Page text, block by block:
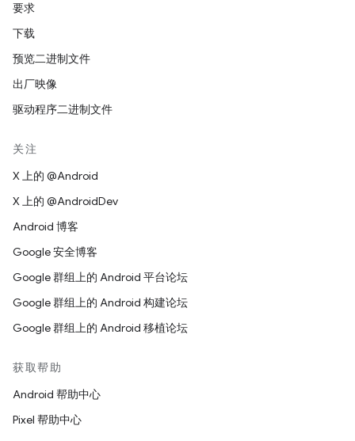
要求
下载
预览二进制文件
出厂映像
驱动程序二进制文件
关注
X 上的 @Android
X 上的 @AndroidDev
Android 博客
Google 安全博客
Google 群组上的 Android 平台论坛
Google 群组上的 Android 构建论坛
Google 群组上的 Android 移植论坛
获取帮助
Android 帮助中心
Pixel 帮助中心